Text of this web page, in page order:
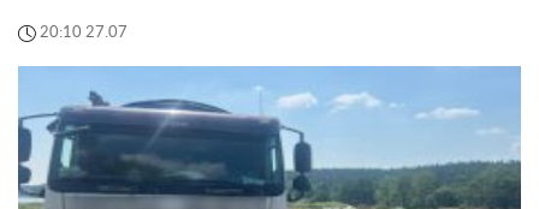
20:10 27.07